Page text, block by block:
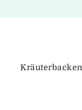
Kräuterbacken